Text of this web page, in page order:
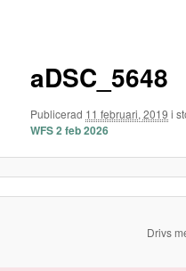
aDSC_5648
Publicerad 11 februari, 2019 i
WFS 2 feb 2026
Drivs